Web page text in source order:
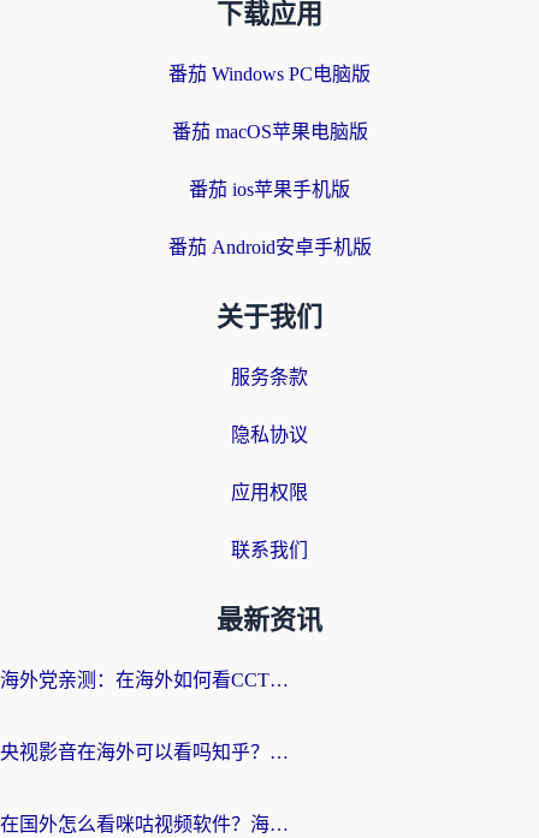
下载应用
番茄 Windows PC电脑版
番茄 macOS苹果电脑版
番茄 ios苹果手机版
番茄 Android安卓手机版
关于我们
服务条款
隐私协议
应用权限
联系我们
最新资讯
海外党亲测：在海外如何看CCTV？告别“仅限大陆播放”的实用指南
央视影音在海外可以看吗知乎？留学生亲测：3步解决地域限制+追剧自由
在国外怎么看咪咕视频软件？海外党亲测有效的回国加速方案